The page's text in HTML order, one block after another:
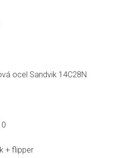
ocel Sandvik 14C28N
+ flipper